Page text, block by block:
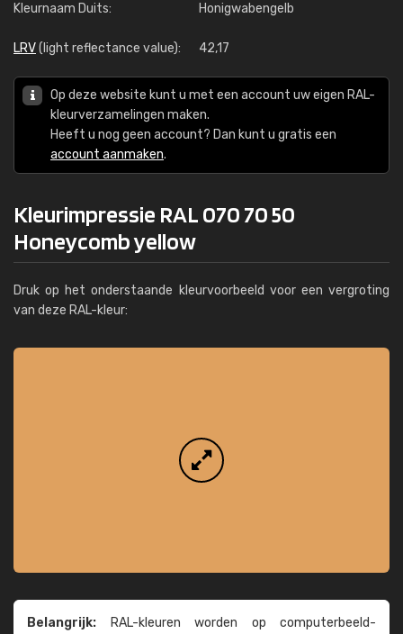
Kleurnaam Duits:
Honigwabengelb
LRV(light reflectance value): 42,17
Op deze website kunt u met een account uw eigen RAL-
kleurverzamelingen maken.
Heeft u nog geen account? Dan kunt u gratis een
account aanmaken.
Kleurimpressie RAL 070 70 50
Honeycomb yellow
Druk op het onderstaande kleurvoorbeeld voor een vergroting
van deze RAL-kleur:
Belangrijk: RAL-kleuren worden op computer­beeld­